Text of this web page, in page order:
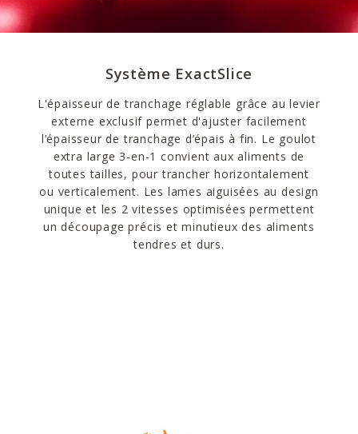
Système ExactSlice
L'épaisseur de tranchage réglable grâce au levier
externe exclusif permet d'ajuster facilement
l’épaisseur de tranchage d’épais à fin. Le goulot
extra large 3-en-1 convient aux aliments de
toutes tailles, pour trancher horizontalement
ou verticalement. Les lames aiguisées au design
unique et les 2 vitesses optimisées permettent
un découpage précis et minutieux des aliments
tendres et durs.